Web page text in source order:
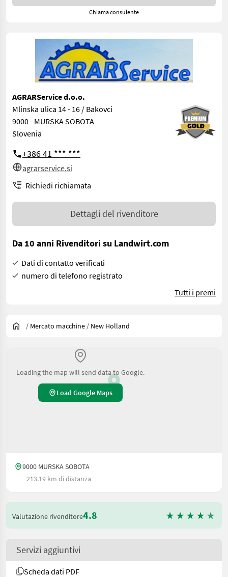
Chiama consulente
AGRARService d.o.o.
Mlinska ulica 14 - 16 / Bakovci
9000 - MURSKA SOBOTA
Slovenia
+386 41 *** ***
agrarservice.si
Richiedi richiamata
Dettagli del rivenditore
Da 10 anni Rivenditori su Landwirt.com
Dati di contatto verificati
numero di telefono registrato
Tutti i premi
/ Mercato macchine / New Holland
Loading the map will send data to Google.
Load Google Maps
9000 MURSKA SOBOTA
213.19 km di distanza
Valutazione rivenditore4.8
Servizi aggiuntivi
Scheda dati PDF